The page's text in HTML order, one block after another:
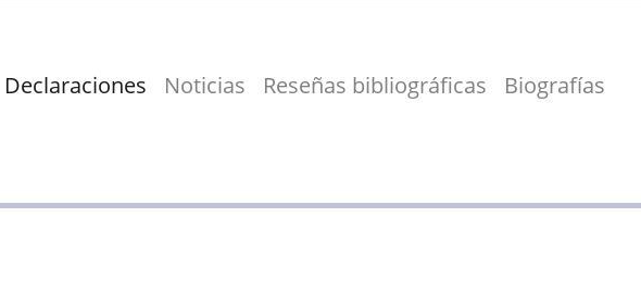
Declaraciones Noticias Reseñas bibliográficas Biografías